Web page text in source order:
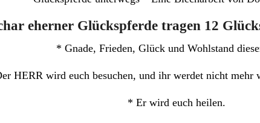
eherner Glückspferde tragen 12
* Gnade, Frieden, Glück und Wohlstand
HERR wird euch besuchen, und ihr werdet nicht mehr
* Er wird euch heilen.